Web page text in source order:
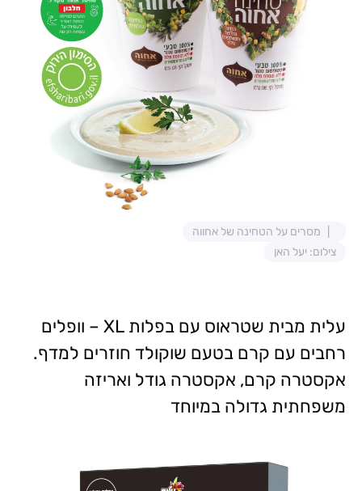
מסרים על הטחינה של אחווה
צילום: יעל האן
עלית מבית שטראוס עם בפלות XL – וופלים
רחבים עם קרם בטעם שוקולד חוזרים למדף.
אקסטרה קרם, אקסטרה גודל ואריזה
משפחתית גדולה במיוחד